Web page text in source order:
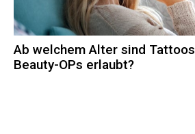
Ab welchem Alter sind
Beauty-OPs erlaubt?